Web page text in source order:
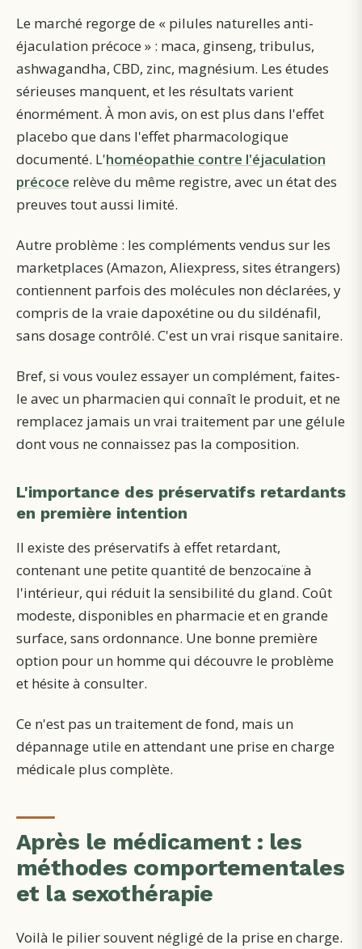
Le marché regorge de « pilules naturelles anti-
éjaculation précoce » : maca, ginseng, tribulus,
ashwagandha, CBD, zinc, magnésium. Les études
sérieuses manquent, et les résultats varient
énormément. À mon avis, on est plus dans l'effet
placebo que dans l'effet pharmacologique
documenté. L'homéopathie contre l'éjaculation
précoce relève du même registre, avec un état des
preuves tout aussi limité.
Autre problème : les compléments vendus sur les
marketplaces (Amazon, Aliexpress, sites étrangers)
contiennent parfois des molécules non déclarées, y
compris de la vraie dapoxétine ou du sildénafil,
sans dosage contrôlé. C'est un vrai risque sanitaire.
Bref, si vous voulez essayer un complément, faites-
le avec un pharmacien qui connaît le produit, et ne
remplacez jamais un vrai traitement par une gélule
dont vous ne connaissez pas la composition.
L'importance des préservatifs retardants
en première intention
Il existe des préservatifs à effet retardant,
contenant une petite quantité de benzocaïne à
l'intérieur, qui réduit la sensibilité du gland. Coût
modeste, disponibles en pharmacie et en grande
surface, sans ordonnance. Une bonne première
option pour un homme qui découvre le problème
et hésite à consulter.
Ce n'est pas un traitement de fond, mais un
dépannage utile en attendant une prise en charge
médicale plus complète.
Après le médicament : les
méthodes comportementales
et la sexothérapie
Voilà le pilier souvent négligé de la prise en charge.